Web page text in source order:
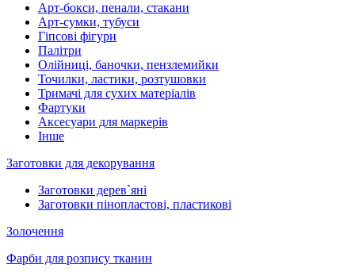
Арт-бокси, пенали, стакани
Арт-сумки, тубуси
Гіпсові фігури
Палітри
Олійниці, баночки, пензлемийки
Точилки, ластики, розтушовки
Тримачі для сухих матеріалів
Фартуки
Аксесуари для маркерів
Інше
Заготовки для декорування
Заготовки дерев`яні
Заготовки пінопластові, пластикові
Золочення
Фарби для розпису тканин